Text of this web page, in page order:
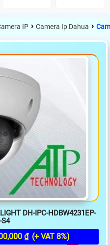
IP › Camera Ip Dahua ›
DH-IPC-HDBW4231EP-
S4
₫ (+ VAT 8%)